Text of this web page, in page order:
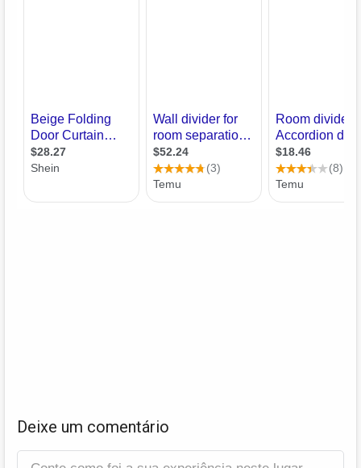
Deixe um comentário